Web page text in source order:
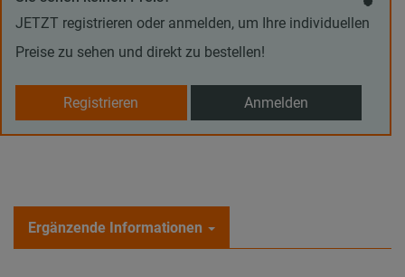
JETZT registrieren oder anmelden, um Ihre individuellen
Preise zu sehen und direkt zu bestellen!
Registrieren Anmelden
Ergänzende Informationen